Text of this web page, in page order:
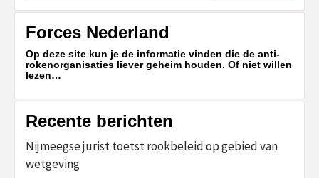
Forces Nederland
Op deze site kun je de informatie vinden die de anti-
rokenorganisaties liever geheim houden. Of niet willen
lezen…
Recente berichten
Nijmeegse jurist toetst rookbeleid op gebied van
wetgeving